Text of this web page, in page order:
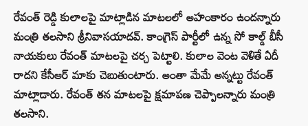
రేవంత్ రెడ్డి కులాలపై మాట్లాడిన మాటలలో అహంకారం ఉందన్నారు
మంత్రి తలసాని శ్రీనివాసయాదవ్. కాంగ్రెస్ పార్టీలో ఉన్న సో కాల్డ్ బీసీ
నాయకులు రేవంత్ మాటలపై చర్చ పెట్టాలి. కులాల వెంట వెళితే ఏదీ
రాదని కేసీఆర్ మాకు చెబుతుంటారు. అంతా మేమే అన్నట్టు రేవంత్
మాట్లాడారు. రేవంత్ తన మాటలపై క్షమాపణ చెప్పాలన్నారు మంత్రి
తలసాని.